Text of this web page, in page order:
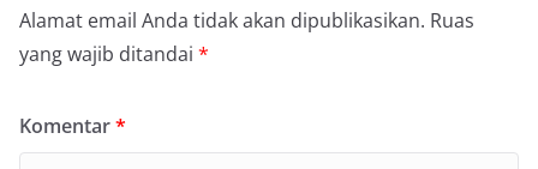
Alamat email Anda tidak akan dipublikasikan. Ruas
yang wajib ditandai *
Komentar*